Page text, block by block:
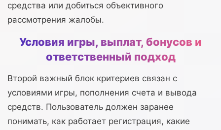
средства или добиться объективного
рассмотрения жалобы.
Условия игры, выплат, бонусов и
ответственный подход
Второй важный блок критериев связан с
условиями игры, пополнения счета и вывода
средств. Пользователь должен заранее
понимать, как работает регистрация, какие